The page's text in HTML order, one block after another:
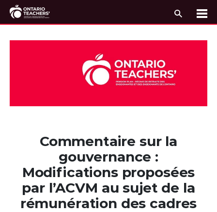
Commentaire sur la
gouvernance :
Modifications proposées
par l’ACVM au sujet de la
rémunération des cadres